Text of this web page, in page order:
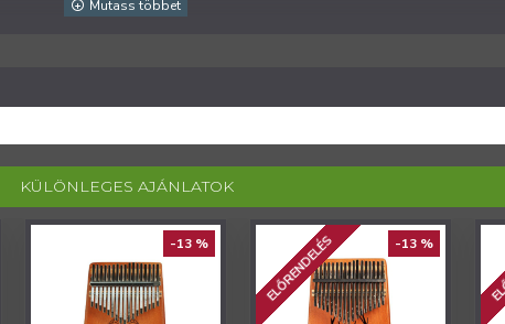
KÜLÖNLEGES AJÁNLATOK
-13 % -13 %
ELŐRENDELÉS